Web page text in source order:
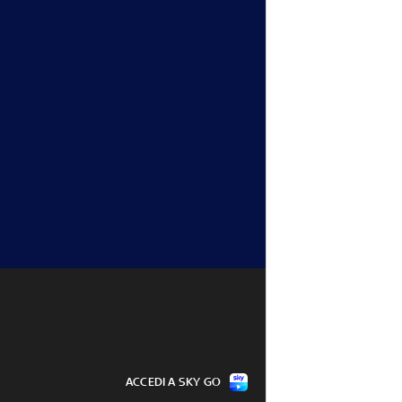
ACCEDI A SKY GO